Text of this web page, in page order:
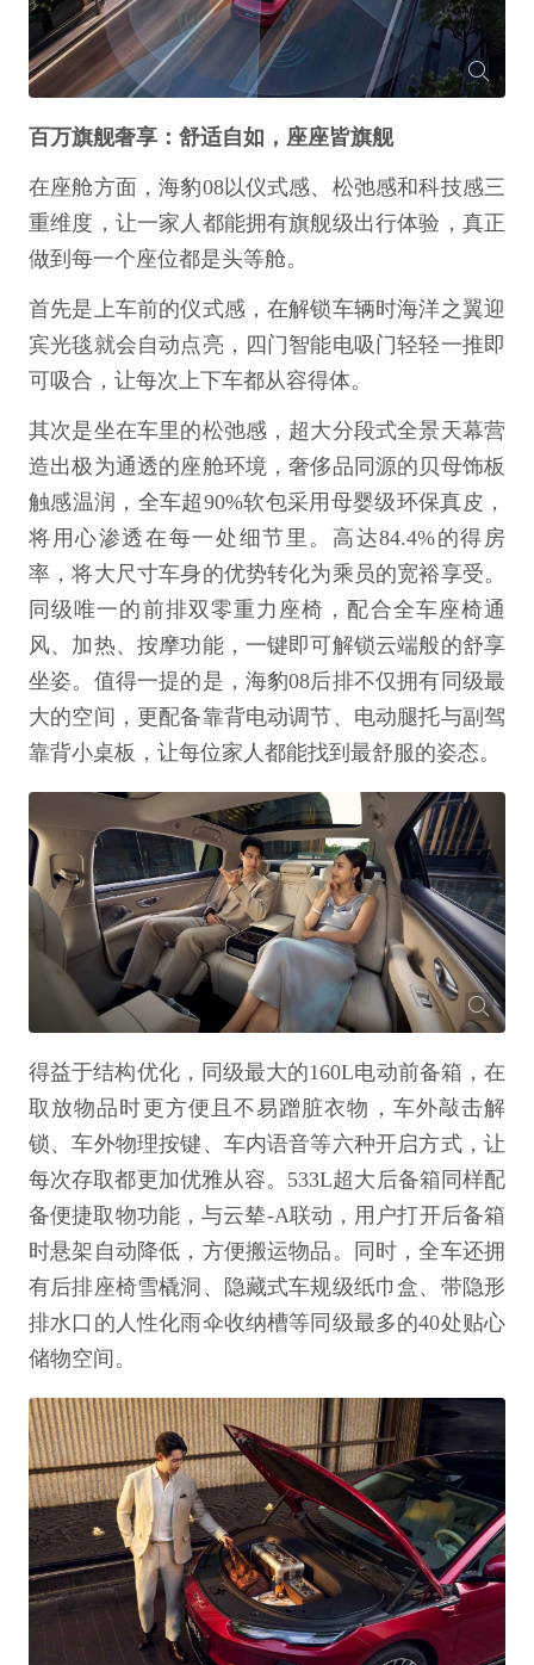
百万旗舰奢享：舒适自如，座座皆旗舰
在座舱方面，海豹08以仪式感、松弛感和科技感三
重维度，让一家人都能拥有旗舰级出行体验，真正
做到每一个座位都是头等舱。
首先是上车前的仪式感，在解锁车辆时海洋之翼迎
宾光毯就会自动点亮，四门智能电吸门轻轻一推即
可吸合，让每次上下车都从容得体。
其次是坐在车里的松弛感，超大分段式全景天幕营
造出极为通透的座舱环境，奢侈品同源的贝母饰板
触感温润，全车超90%软包采用母婴级环保真皮，
将用心渗透在每一处细节里。高达84.4%的得房
率，将大尺寸车身的优势转化为乘员的宽裕享受。
同级唯一的前排双零重力座椅，配合全车座椅通
风、加热、按摩功能，一键即可解锁云端般的舒享
坐姿。值得一提的是，海豹08后排不仅拥有同级最
大的空间，更配备靠背电动调节、电动腿托与副驾
靠背小桌板，让每位家人都能找到最舒服的姿态。
得益于结构优化，同级最大的160L电动前备箱，在
取放物品时更方便且不易蹭脏衣物，车外敲击解
锁、车外物理按键、车内语音等六种开启方式，让
每次存取都更加优雅从容。533L超大后备箱同样配
备便捷取物功能，与云辇-A联动，用户打开后备箱
时悬架自动降低，方便搬运物品。同时，全车还拥
有后排座椅雪橇洞、隐藏式车规级纸巾盒、带隐形
排水口的人性化雨伞收纳槽等同级最多的40处贴心
储物空间。